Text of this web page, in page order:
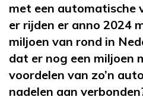
met een automatische
er rijden er anno 2024
miljoen van rond in
dat er nog een miljoen
voordelen van zo’n
nadelen aan